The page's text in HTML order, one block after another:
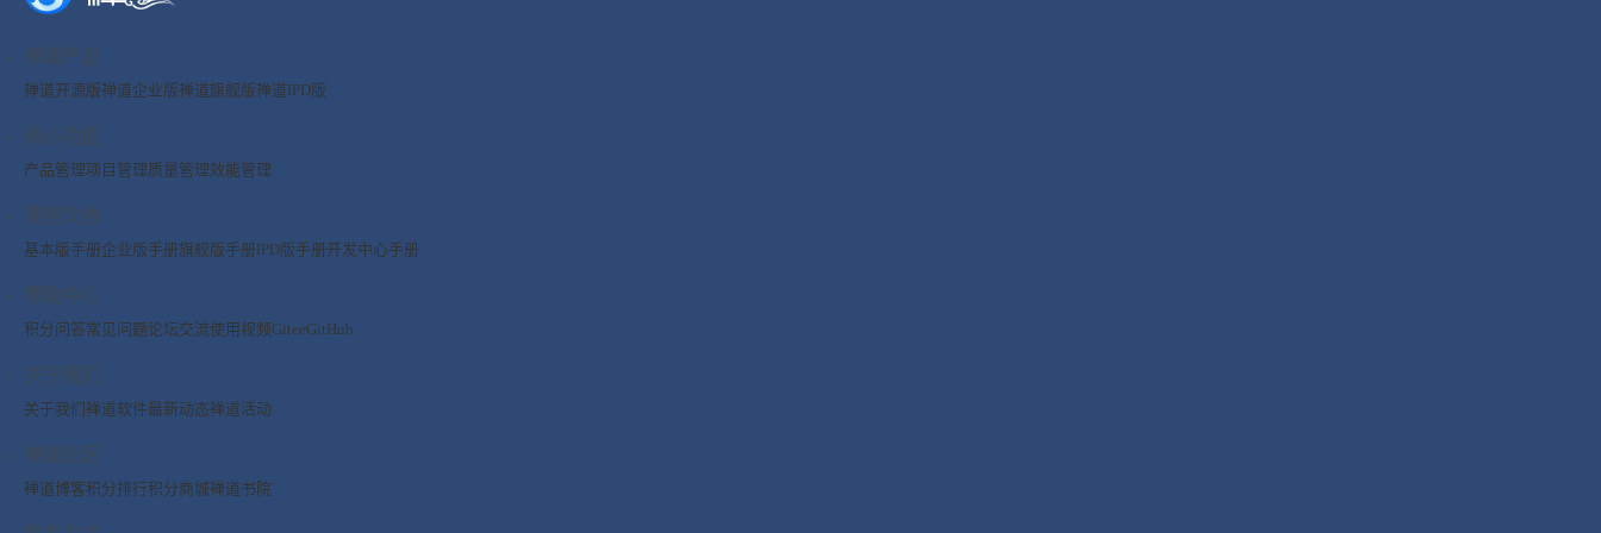
禅道产品
禅道开源版禅道企业版禅道旗舰版禅道IPD版
核心功能
产品管理项目管理质量管理效能管理
使用文档
基本版手册企业版手册旗舰版手册IPD版手册开发中心手册
帮助中心
积分问答常见问题论坛交流使用视频GiteeGitHub
关于我们
关于我们禅道软件最新动态禅道活动
禅道社区
禅道博客积分排行积分商城禅道书院